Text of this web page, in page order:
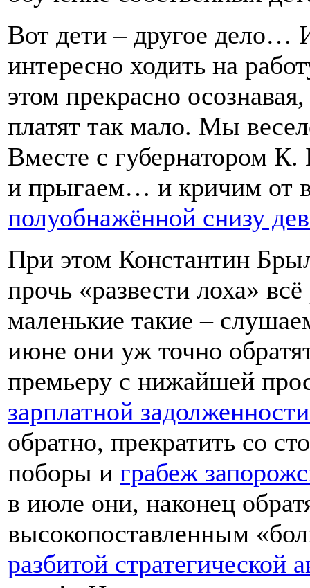
Вот дети – другое дело…
интересно ходить на
этом прекрасно
платят так мало. Мы
Вместе с губернатором К.
и прыгаем… и кричим от
полуобнажённой снизу
При этом Константин
прочь «развести лоха»
маленькие такие –
июне они уж точно
премьеру с нижайшей
зарплатной
обратно, прекратить со
поборы и грабеж
в июле они, наконец
высокопоставленным
разбитой стратегической